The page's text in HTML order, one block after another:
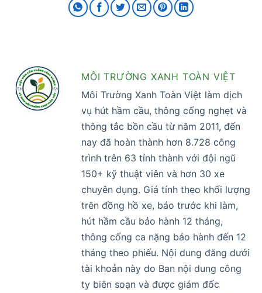
MÔI TRƯỜNG XANH TOÀN VIỆT
Môi Trường Xanh Toàn Việt làm dịch
vụ hút hầm cầu, thông cống nghẹt và
thông tắc bồn cầu từ năm 2011, đến
nay đã hoàn thành hơn 8.728 công
trình trên 63 tỉnh thành với đội ngũ
150+ kỹ thuật viên và hơn 30 xe
chuyên dụng. Giá tính theo khối lượng
trên đồng hồ xe, báo trước khi làm,
hút hầm cầu bảo hành 12 tháng,
thông cống ca nặng bảo hành đến 12
tháng theo phiếu. Nội dung đăng dưới
tài khoản này do Ban nội dung công
ty biên soạn và được giám đốc